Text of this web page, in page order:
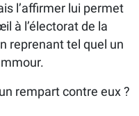
l’affirmer lui permet
à l’électorat de la
reprenant tel quel un
rempart contre eux ?